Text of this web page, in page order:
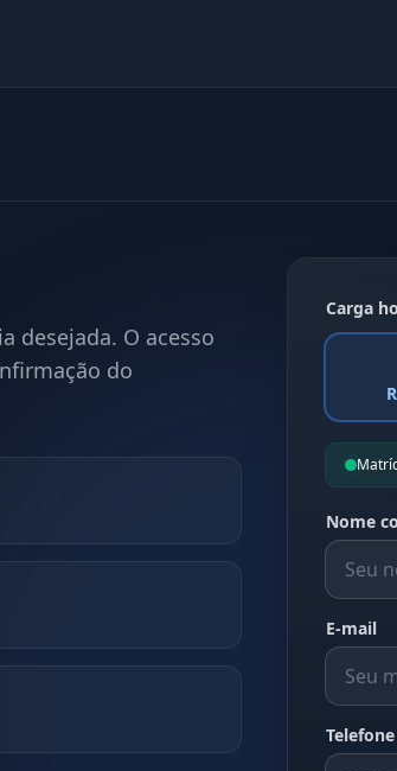
desejada. O acesso
do
Carga
Nome
E-mail
Telefone